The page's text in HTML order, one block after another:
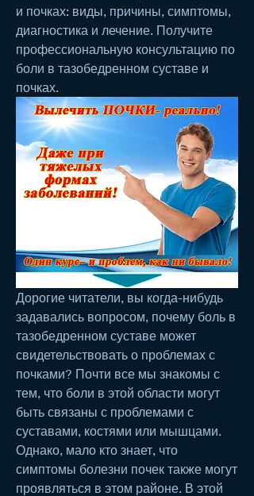
и почках: виды, причины, симптомы,
диагностика и лечение. Получите
профессиональную консультацию по
боли в тазобедренном суставе и
почках.
Дорогие читатели, вы когда-нибудь
задавались вопросом, почему боль в
тазобедренном суставе может
свидетельствовать о проблемах с
почками? Почти все мы знакомы с
тем, что боли в этой области могут
быть связаны с проблемами с
суставами, костями или мышцами.
Однако, мало кто знает, что
симптомы болезни почек также могут
проявляться в этом районе. В этой